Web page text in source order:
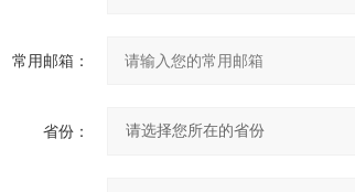
常用邮箱：
省份：